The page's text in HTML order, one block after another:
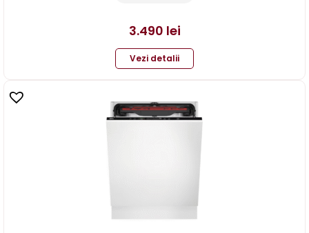
3.490 lei
Vezi detalii